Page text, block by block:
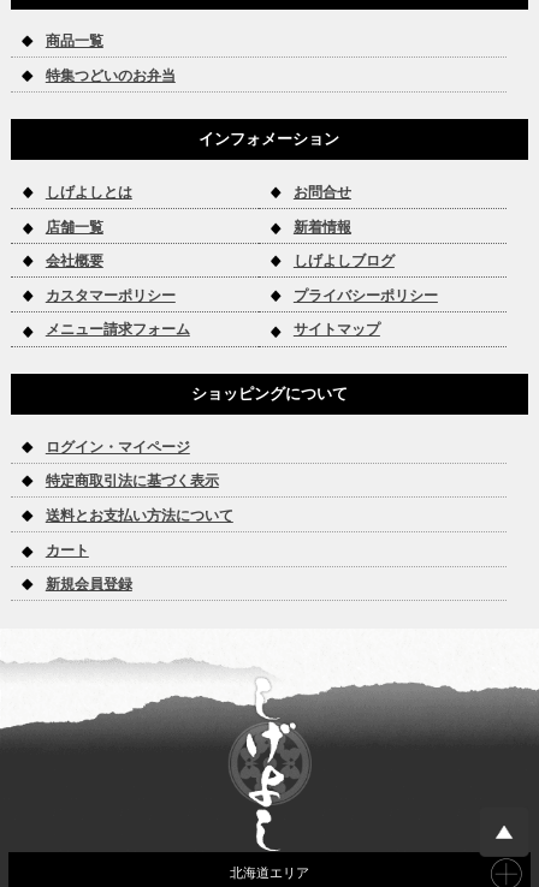
商品一覧
特集つどいのお弁当
インフォメーション
しげよしとは お問合せ
店舗一覧 新着情報
会社概要 しげよしブログ
カスタマーポリシー プライバシーポリシー
メニュー請求フォーム サイトマップ
ショッピングについて
ログイン・マイページ
特定商取引法に基づく表示
送料とお支払い方法について
カート
新規会員登録
北海道エリア